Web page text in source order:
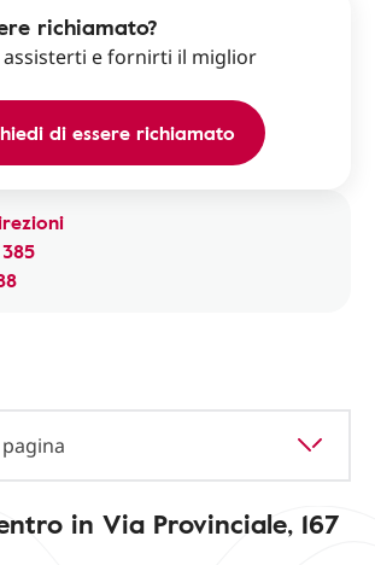
richiamato?
assisterti e fornirti il miglior
di essere richiamato
in Via Provinciale, 167